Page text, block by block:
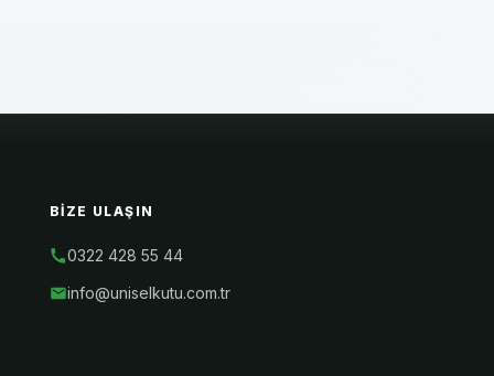
BIZE ULAŞIN
0322 428 55 44
info@uniselkutu.com.tr